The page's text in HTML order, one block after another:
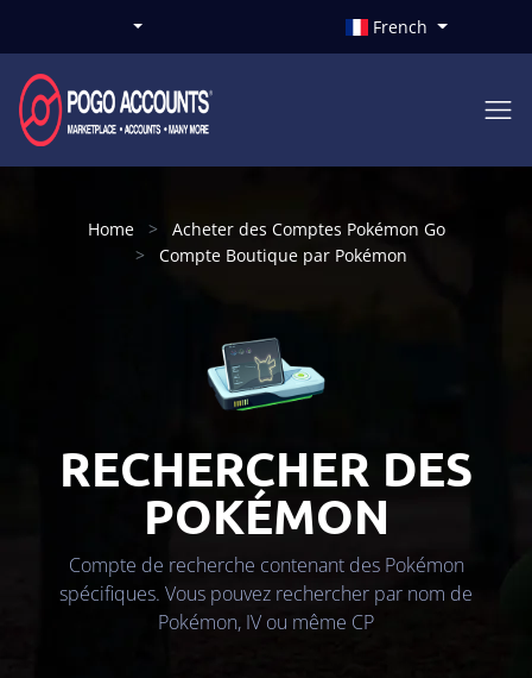
French
Home
Acheter des Comptes Pokémon Go
Compte Boutique par Pokémon
RECHERCHER DES
POKÉMON
Compte de recherche contenant des Pokémon
spécifiques. Vous pouvez rechercher par nom de
Pokémon, IV ou même CP